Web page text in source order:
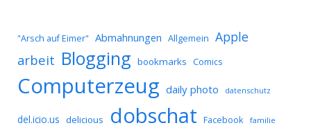
"Arsch auf Eimer" Abmahnungen Allgemein Apple
arbeit Blogging bookmarks Comics
Computerzeug daily photo datenschutz
del.icio.us delicious dobschat Facebook familie